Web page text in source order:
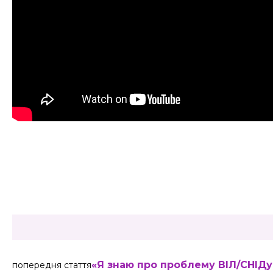
попередня стаття«Я знаю про проблему ВІЛ/